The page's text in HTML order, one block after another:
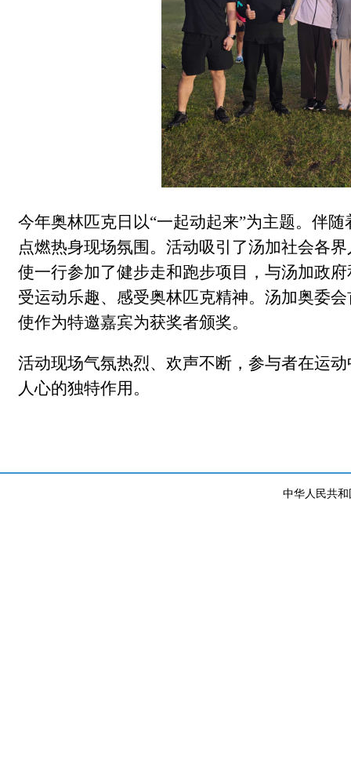
今年奥林匹克日以“一起动起来”为主题。伴
点燃热身现场氛围。活动吸引了汤加社会各
使一行参加了健步走和跑步项目，与汤加政
受运动乐趣、感受奥林匹克精神。汤加奥委
使作为特邀嘉宾为获奖者颁奖。
活动现场气氛热烈、欢声不断，参与者在运
人心的独特作用。
中华人民共